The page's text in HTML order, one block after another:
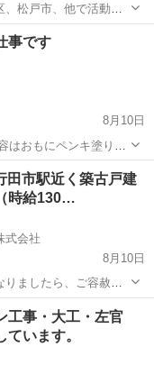
松戸市、他で活動し
事です
8月10日
おもにペンキ塗り、
く働ける仲間を募集し
本楽しく！をモットー
田市駅近く築古戸建
時給130…
式会社
8月10日
りましたら、ご容赦く
1日お
すり
工事・大工・左官
います。